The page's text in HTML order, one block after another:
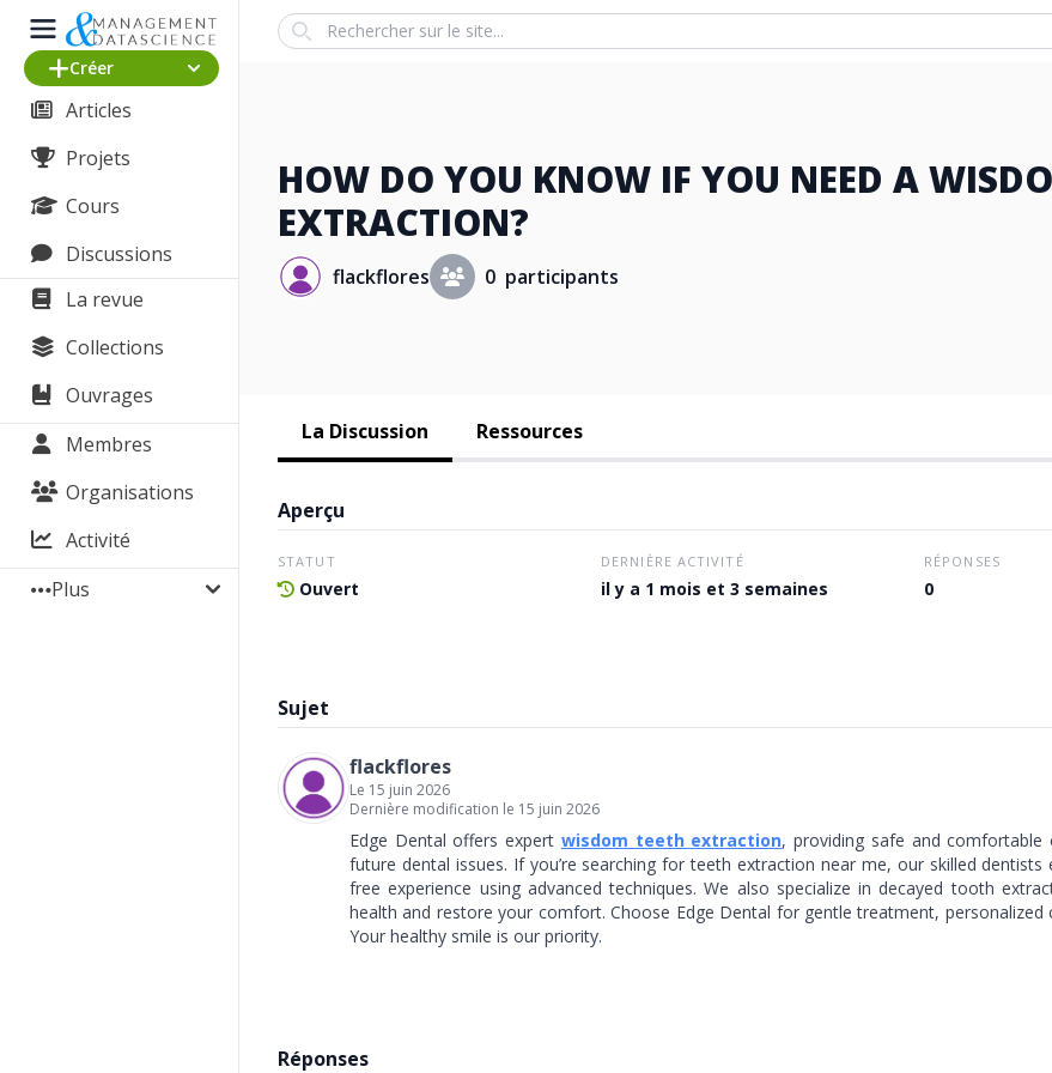
Créer
Articles
Projets
Cours
Discussions
La revue
Collections
Ouvrages
Membres
Organisations
Activité
Plus
Search
HOW DO YOU KNOW IF YOU NEED A
EXTRACTION?
flackflores 0 participants
La Discussion Ressources
Aperçu
STATUT
Ouvert
DERNIÈRE ACTIVITÉ
il y a 1 mois et 3 semaines
RÉPONSES
0
Sujet
flackflores
Le 15 juin 2026
Dernière modification le 15 juin 2026
Edge Dental offers expert wisdom teeth extraction, providing safe and
future dental issues. If you’re searching for teeth extraction near me, our skilled
free experience using advanced techniques. We also specialize in decayed tooth
health and restore your comfort. Choose Edge Dental for gentle treatment, personalized
Your healthy smile is our priority.
Réponses